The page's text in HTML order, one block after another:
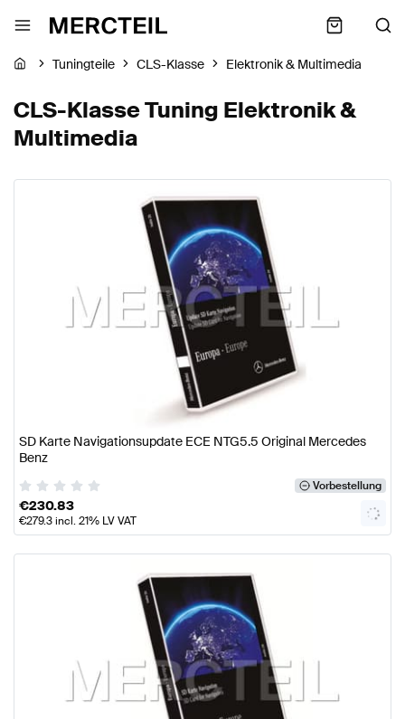
Tuningteile CLS-Klasse Elektronik & Multimedia
CLS-Klasse Tuning Elektronik &
Multimedia
SD Karte Navigationsupdate ECE NTG5.5 Original Mercedes
Benz
Vorbestellung
€230.83
€279.3incl. 21% LV VAT